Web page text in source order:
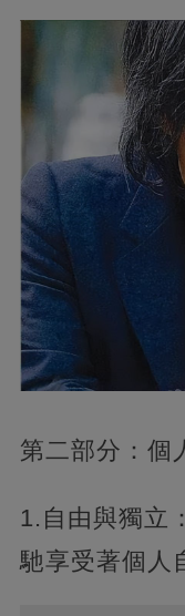
第二部分：個
1.自由與獨立
馳享受著個人